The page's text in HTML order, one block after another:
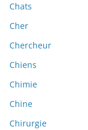
Chats
Cher
Chercheur
Chiens
Chimie
Chine
Chirurgie